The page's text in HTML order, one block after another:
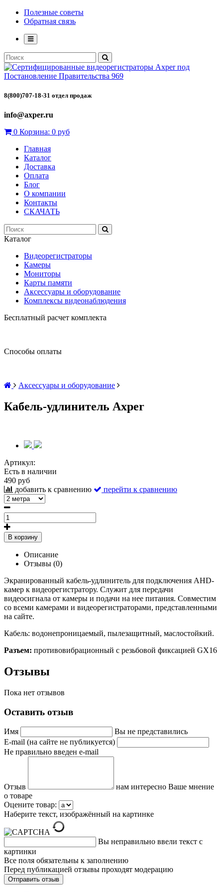
Полезные советы
Обратная связь
8(800)707-18-31 отдел продаж
info@axper.ru
0 Корзина: 0 руб
Главная
Каталог
Доставка
Оплата
Блог
О компании
Контакты
СКАЧАТЬ
Каталог
Видеорегистраторы
Камеры
Мониторы
Карты памяти
Аксессуары и оборудование
Комплексы видеонаблюдения
Бесплатный расчет комплекта
Способы оплаты
Аксессуары и оборудование
Кабель-удлинитель Axper
Артикул:
Есть в наличии
490 руб
добавить к сравнению
перейти к сравнению
В корзину
Описание
Отзывы (0)
Экранированный кабель-удлинитель для подключения AHD-
камер к видеорегистратору. Служит для передачи
видеосигнала от камеры и подачи на нее питания. Совместим
со всеми камерами и видеорегистраторами, представленными
на сайте.
Кабель: водонепроницаемый, пылезащитный, маслостойкий.
Разъем: противовибрационный с резьбовой фиксацией GX16
Отзывы
Пока нет отзывов
Оставить отзыв
Имя
Вы не представились
E-mail (на сайте не публикуется)
Не правильно введен e-mail
Отзыв
нам интересно Ваше мнение
о товаре
Оцените товар:
Наберите текст, изображённый на картинке
Вы неправильно ввели текст с
картинки
Все поля обязательны к заполнению
Перед публикацией отзывы проходят модерацию